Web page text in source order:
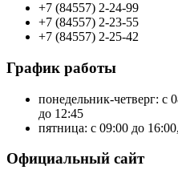
+7 (84557) 2-24-99
+7 (84557) 2-23-55
+7 (84557) 2-25-42
График работы
понедельник-четверг: с
до 12:45
пятница: с 09:00 до
Официальный сайт